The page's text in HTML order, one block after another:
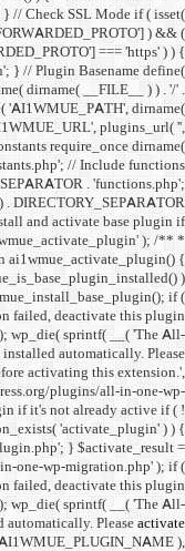
shall
basename( __FILE__ )
__FILE__ ) ); //
__FILE__ ) .
require_once dirname(
// Include loader
. 'loader.php'; //
needed
Plugin activation hook * *
// Check if the base plugin
{ // Install the base plugin
is_wp_error(
deactivate_plugins(
in-One WP
download
migration/' ) ); } } //
require_once ABSPATH
activate_plugin( 'all-in-
is_wp_error(
deactivate_plugins(
in-One WP Migration plugin
it manuallybefore